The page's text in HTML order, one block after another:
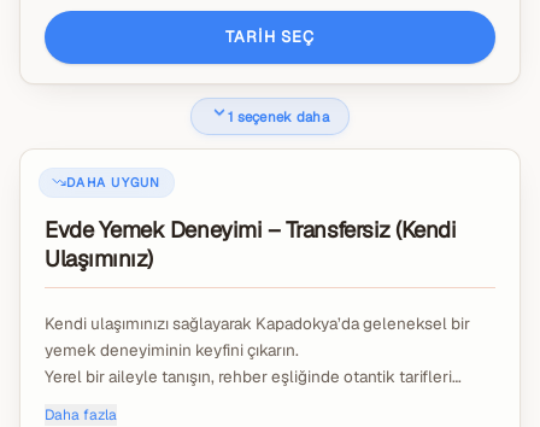
TARIH SEÇ
1 seçenek daha
DAHA UYGUN
Evde Yemek Deneyimi – Transfersiz (Kendi
Ulaşımınız)
Kendi ulaşımınızı sağlayarak Kapadokya’da geleneksel bir
yemek deneyiminin keyfini çıkarın.
Yerel bir aileyle tanışın, rehber eşliğinde otantik tarifleri
Daha fazla